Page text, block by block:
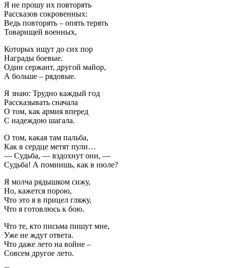
Я не прошу их повторять
Рассказов сокровенных:
Ведь повторять – опять терять
Товарищей военных,
Которых ищут до сих пор
Награды боевые.
Один сержант, другой майор,
А больше – рядовые.
Я знаю: Трудно каждый год
Рассказывать сначала
О том, как армия вперед
С надеждою шагала.
О том, какая там пальба,
Как в сердце метят пули…
— Судьба, — вздохнут они, —
Судьба! А помнишь, как в июле?
Я молча рядышком сижу,
Но, кажется порою,
Что это я в прицел гляжу,
Что я готовлюсь к бою.
Что те, кто письма пишут мне,
Уже не ждут ответа.
Что даже лето на войне –
Совсем другое лето.